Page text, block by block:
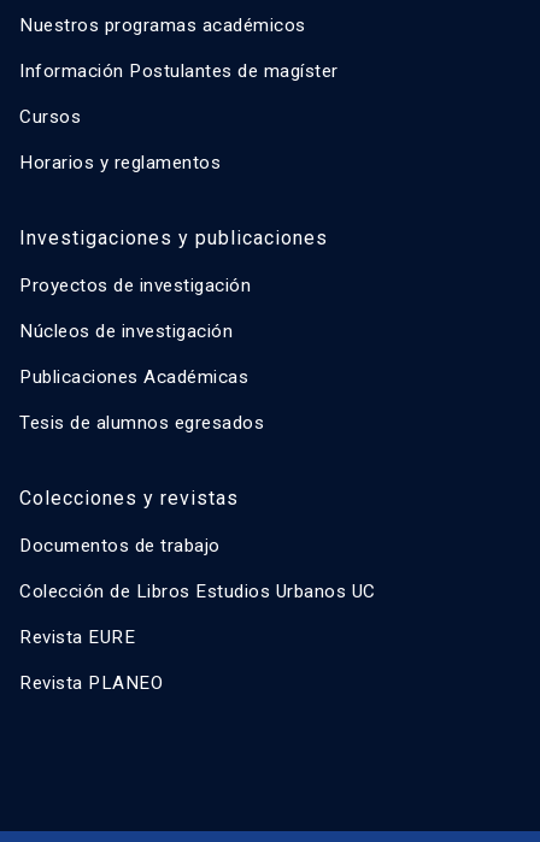
Nuestros programas académicos
Información Postulantes de magíster
Cursos
Horarios y reglamentos
Investigaciones y publicaciones
Proyectos de investigación
Núcleos de investigación
Publicaciones Académicas
Tesis de alumnos egresados
Colecciones y revistas
Documentos de trabajo
Colección de Libros Estudios Urbanos UC
Revista EURE
Revista PLANEO